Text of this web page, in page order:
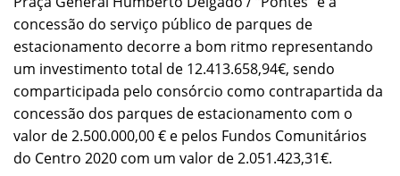
concessão do serviço público de parques de
estacionamento decorre a bom ritmo representando
um investimento total de 12.413.658,94€, sendo
comparticipada pelo consórcio como contrapartida da
concessão dos parques de estacionamento com o
valor de 2.500.000,00 € e pelos Fundos Comunitários
do Centro 2020 com um valor de 2.051.423,31€.